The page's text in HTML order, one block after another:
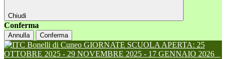
Chiudi
Conferma
Annulla Conferma
GIORNATE SCUOLA APERTA: 25
OTTOBRE 2025 - 29 NOVEMBRE 2025 - 17 GENNAIO 2026